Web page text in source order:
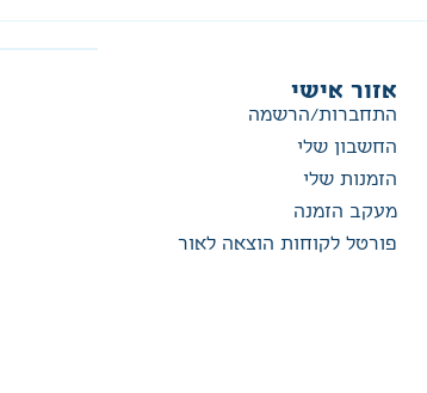
אזור אישי
התחברות/הרשמה
החשבון שלי
הזמנות שלי
מעקב הזמנה
פורטל לקוחות הוצאה לאור